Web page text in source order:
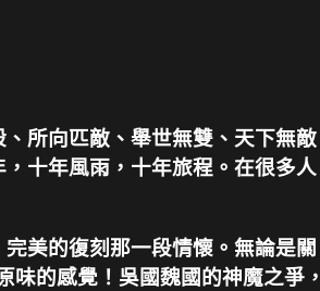
所向匹敵、舉世無雙、天下無敵
十年風雨，十年旅程。在很多人
美的復刻那一段情懷。無論是關
味的感覺！吳國魏國的神魔之爭